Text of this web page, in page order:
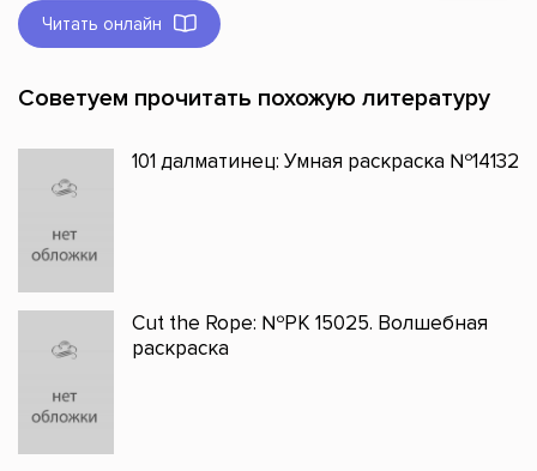
Читать онлайн
Советуем прочитать похожую литературу
101 далматинец: Умная раскраска №14132
Cut the Rope: №РК 15025. Волшебная
раскраска